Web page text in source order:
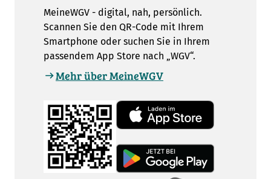
MeineWGV - digital, nah, persönlich.
Scannen Sie den QR-Code mit Ihrem
Smartphone oder suchen Sie in Ihrem
passendem App Store nach „WGV“.
Mehr über MeineWGV